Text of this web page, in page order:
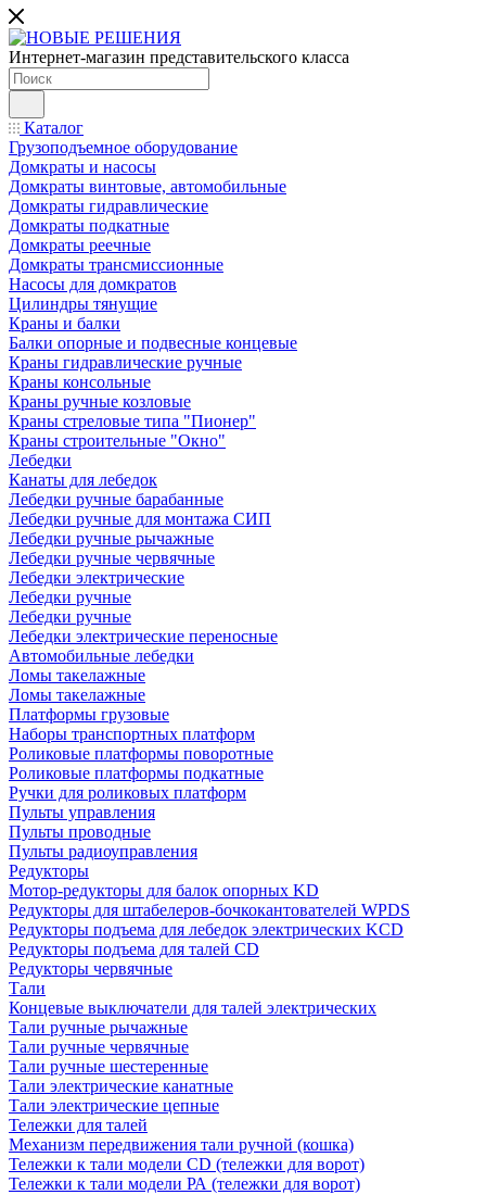
Интернет-магазин представительского класса
Каталог
Грузоподъемное оборудование
Домкраты и насосы
Домкраты винтовые, автомобильные
Домкраты гидравлические
Домкраты подкатные
Домкраты реечные
Домкраты трансмиссионные
Насосы для домкратов
Цилиндры тянущие
Краны и балки
Балки опорные и подвесные концевые
Краны гидравлические ручные
Краны консольные
Краны ручные козловые
Краны стреловые типа "Пионер"
Краны строительные "Окно"
Лебедки
Канаты для лебедок
Лебедки ручные барабанные
Лебедки ручные для монтажа СИП
Лебедки ручные рычажные
Лебедки ручные червячные
Лебедки электрические
Лебедки ручные
Лебедки ручные
Лебедки электрические переносные
Автомобильные лебедки
Ломы такелажные
Ломы такелажные
Платформы грузовые
Наборы транспортных платформ
Роликовые платформы поворотные
Роликовые платформы подкатные
Ручки для роликовых платформ
Пульты управления
Пульты проводные
Пульты радиоуправления
Редукторы
Мотор-редукторы для балок опорных KD
Редукторы для штабелеров-бочкокантователей WPDS
Редукторы подъема для лебедок электрических KCD
Редукторы подъема для талей CD
Редукторы червячные
Тали
Концевые выключатели для талей электрических
Тали ручные рычажные
Тали ручные червячные
Тали ручные шестеренные
Тали электрические канатные
Тали электрические цепные
Тележки для талей
Механизм передвижения тали ручной (кошка)
Тележки к тали модели CD (тележки для ворот)
Тележки к тали модели РА (тележки для ворот)